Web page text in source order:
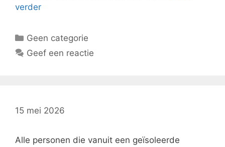
verder
Categorieën
Geen categorie
Geef een reactie
15 mei 2026
Alle personen die vanuit een geïsoleerde